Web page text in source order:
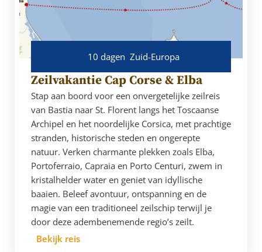
10 dagen Zuid-Europa
Zeilvakantie Cap Corse & Elba
Stap aan boord voor een onvergetelijke zeilreis
van Bastia naar St. Florent langs het Toscaanse
Archipel en het noordelijke Corsica, met prachtige
stranden, historische steden en ongerepte
natuur. Verken charmante plekken zoals Elba,
Portoferraio, Capraia en Porto Centuri, zwem in
kristalhelder water en geniet van idyllische
baaien. Beleef avontuur, ontspanning en de
magie van een traditioneel zeilschip terwijl je
door deze adembenemende regio’s zeilt.
Bekijk reis